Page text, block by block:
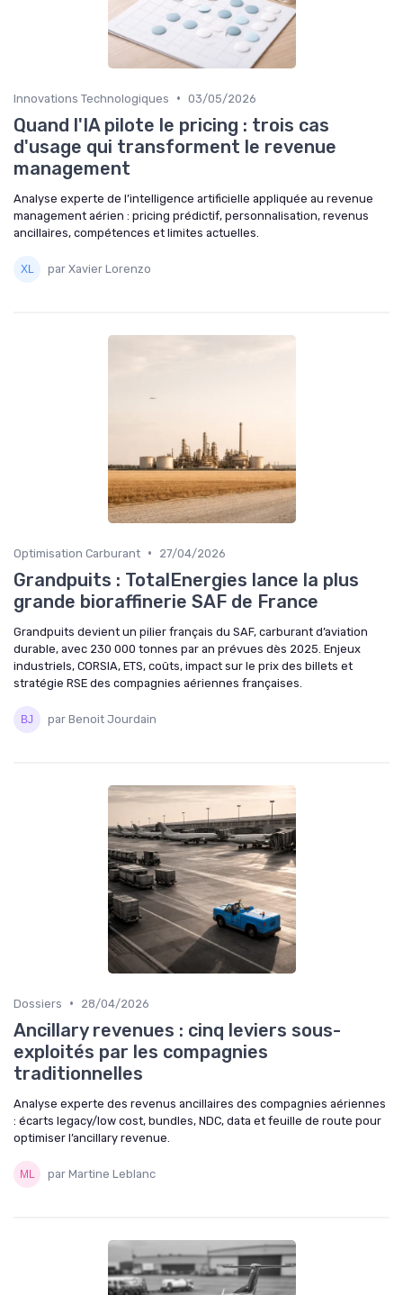
Innovations Technologiques • 03/05/2026
Quand l'IA pilote le pricing : trois cas
d'usage qui transforment le revenue
management
Analyse experte de l’intelligence artificielle appliquée au revenue
management aérien : pricing prédictif, personnalisation, revenus
ancillaires, compétences et limites actuelles.
par Xavier Lorenzo
Optimisation Carburant • 27/04/2026
Grandpuits : TotalEnergies lance la plus
grande bioraffinerie SAF de France
Grandpuits devient un pilier français du SAF, carburant d’aviation
durable, avec 230 000 tonnes par an prévues dès 2025. Enjeux
industriels, CORSIA, ETS, coûts, impact sur le prix des billets et
stratégie RSE des compagnies aériennes françaises.
par Benoit Jourdain
Dossiers • 28/04/2026
Ancillary revenues : cinq leviers sous-
exploités par les compagnies
traditionnelles
Analyse experte des revenus ancillaires des compagnies aériennes
: écarts legacy/low cost, bundles, NDC, data et feuille de route pour
optimiser l’ancillary revenue.
par Martine Leblanc